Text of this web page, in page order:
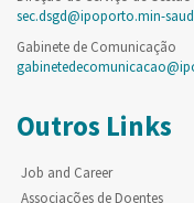
sec.dsgd@ipoporto.min-
Gabinete de Comunicação
Outros Links
Job and Career
Associações de Doentes